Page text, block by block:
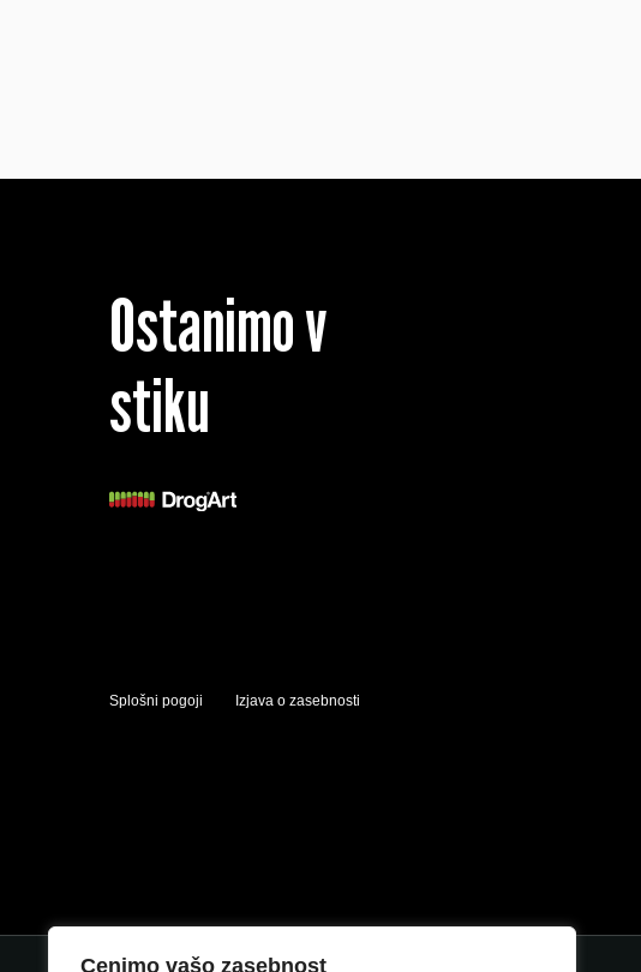
Cenimo vašo zasebnost
Ostanimo v
stiku
Splošni pogoji Izjava o zasebnosti